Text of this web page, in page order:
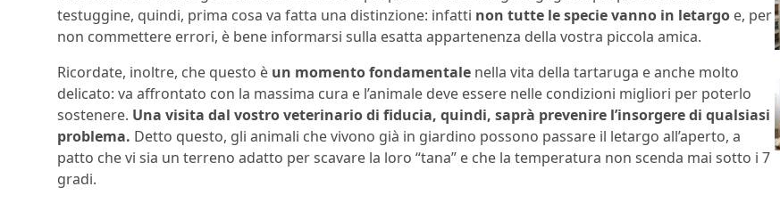
testuggine, quindi, prima cosa va fatta una distinzione: infatti non tutte le specie vanno in letargo e, per
non commettere errori, è bene informarsi sulla esatta appartenenza della vostra piccola amica.
Ricordate, inoltre, che questo è un momento fondamentale nella vita della tartaruga e anche molto
delicato: va affrontato con la massima cura e l’animale deve essere nelle condizioni migliori per poterlo
sostenere. Una visita dal vostro veterinario di fiducia, quindi, saprà prevenire l’insorgere di qualsiasi
problema. Detto questo, gli animali che vivono già in giardino possono passare il letargo all’aperto, a
patto che vi sia un terreno adatto per scavare la loro “tana” e che la temperatura non scenda mai sotto i 7
gradi.